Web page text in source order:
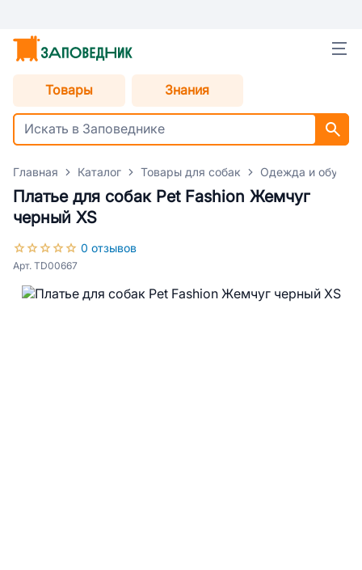
Товары Знания
Главная Каталог Товары для собак Одежда и обувь
Платье для собак Pet Fashion Жемчуг
черный XS
0 отзывов
Арт. TD00667